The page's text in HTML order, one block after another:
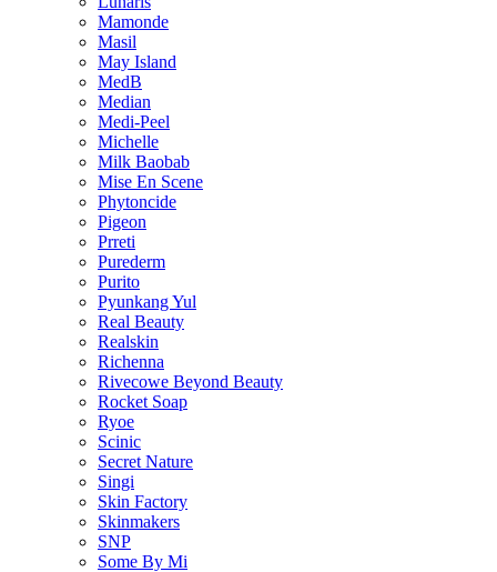
Mamonde
Masil
May Island
MedB
Median
Medi-Peel
Michelle
Milk Baobab
Mise En Scene
Phytoncide
Pigeon
Prreti
Purederm
Purito
Pyunkang Yul
Real Beauty
Realskin
Richenna
Rivecowe Beyond Beauty
Rocket Soap
Ryoe
Scinic
Secret Nature
Singi
Skin Factory
Skinmakers
SNP
Some By Mi